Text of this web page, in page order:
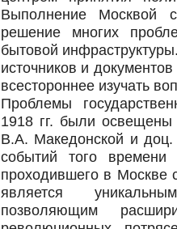
Выполнение Москвой
решение многих
бытовой
источников и
всестороннее изучать
Проблемы
1918 гг. были
В.А. Македонской и
событий того времени
проходившего в Москве
является
позволяющим